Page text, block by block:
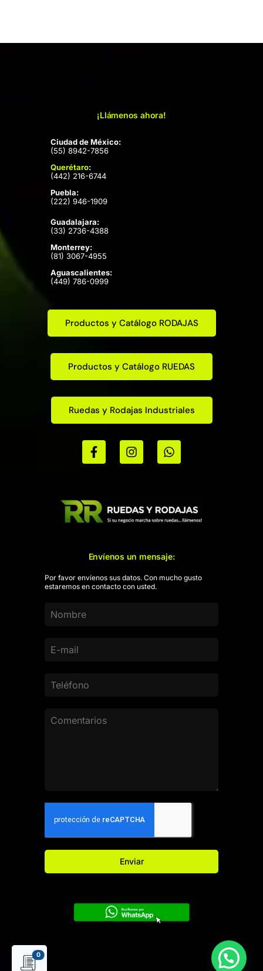
0
¡Llámenos ahora!
Ciudad de México:
(55) 8942-7856
Querétaro:
(442) 216-6744
Puebla:
(222) 946-1909
Guadalajara:
(33) 2736-4388
Monterrey:
(81) 3067-4955
Aguascalientes:
(449) 786-0999
Productos y Catálogo RODAJAS
Productos y Catálogo RUEDAS
Ruedas y Rodajas Industriales
Envíenos un mensaje:
Por favor envíenos sus datos. Con mucho gusto
estaremos en contacto con usted.
Enviar